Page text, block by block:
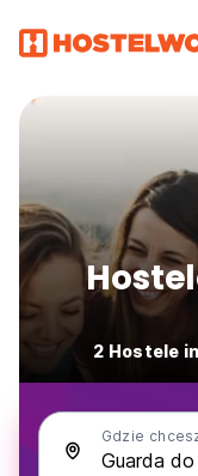
2 Hostele
Gdzie